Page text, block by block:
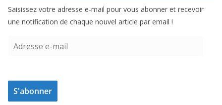
Saisissez votre adresse e-mail pour vous abonner et recevoir
une notification de chaque nouvel article par email !
e
S'abonner